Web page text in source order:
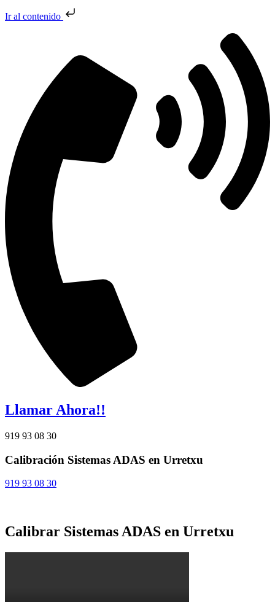
Ir al contenido
Llamar Ahora!!
919 93 08 30
Calibración Sistemas ADAS en Urretxu
919 93 08 30
Calibrar Sistemas ADAS en Urretxu